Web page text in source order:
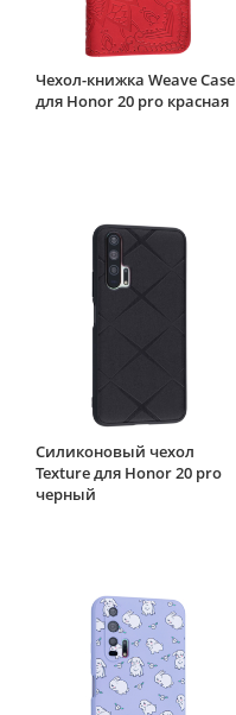
Чехол-книжка Weave Case
для Honor 20 pro красная
Силиконовый чехол
Texture для Honor 20 pro
черный